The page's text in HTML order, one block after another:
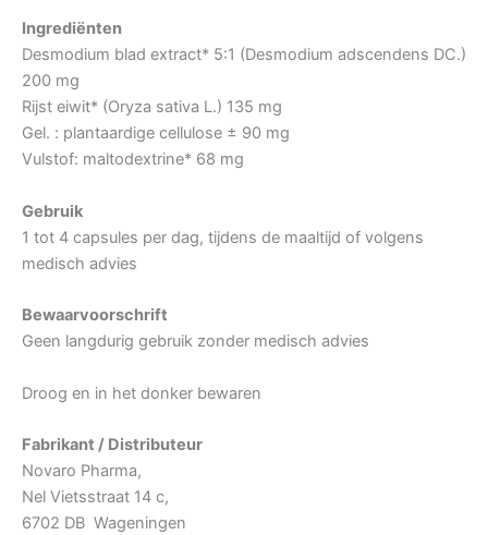
Ingrediënten
Desmodium blad extract* 5:1 (Desmodium adscendens DC.)
200 mg
Rijst eiwit* (Oryza sativa L.) 135 mg
Gel. : plantaardige cellulose ± 90 mg
Vulstof: maltodextrine* 68 mg
Gebruik
1 tot 4 capsules per dag, tijdens de maaltijd of volgens
medisch advies
Bewaarvoorschrift
Geen langdurig gebruik zonder medisch advies
Droog en in het donker bewaren
Fabrikant / Distributeur
Novaro Pharma,
Nel Vietsstraat 14 c,
6702 DB Wageningen